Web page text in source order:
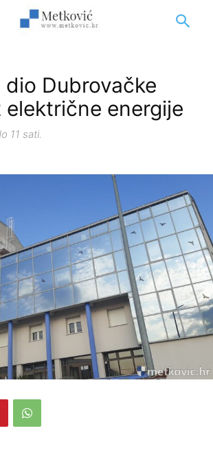
dio Dubrovačke
električne energije
11 sati.